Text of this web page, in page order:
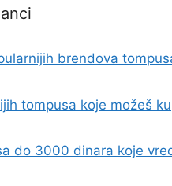
brendova
tompusa koje možeš
do 3000 dinara koje